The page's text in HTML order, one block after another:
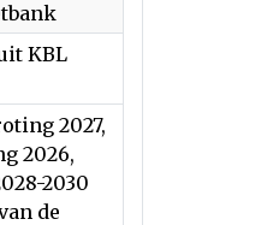
KBL
2027,
2026,
2030
de